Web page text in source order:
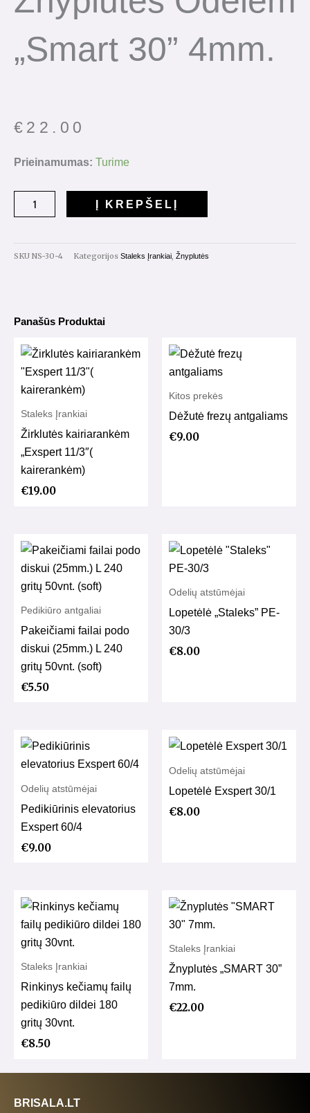
„Smart 30” 4mm.
€ 22.00
Prieinamumas: Turime
produkto
odelėm
30"
Į KREPŠELĮ
SKU NS-30-4 Kategorijos Staleks Įrankiai, Žnyplutės
Panašūs Produktai
Staleks Įrankiai
Žirklutės kairiarankėm
„Exspert 11/3″(
kairerankėm)
€19.00
Kitos prekės
Dėžutė frezų antgaliams
€9.00
Pedikiūro antgaliai
Pakeičiami failai podo
diskui (25mm.) L 240
gritų 50vnt. (soft)
€5.50
Odelių atstūmėjai
Lopetėlė „Staleks” PE-
30/3
€8.00
Odelių atstūmėjai
Pedikiūrinis elevatorius
Exspert 60/4
€9.00
Odelių atstūmėjai
Lopetėlė Exspert 30/1
€8.00
Staleks Įrankiai
Rinkinys kečiamų failų
pedikiūro dildei 180
gritų 30vnt.
€8.50
Staleks Įrankiai
Žnyplutės „SMART 30”
7mm.
€22.00
BRISALA.LT